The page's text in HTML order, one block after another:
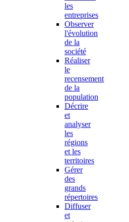
les
entreprises
Observer
l'évolution
de la
société
Réaliser
le
recensement
de la
population
Décrire
et
analyser
les
régions
et les
territoires
Gérer
des
grands
répertoires
Diffuser
et